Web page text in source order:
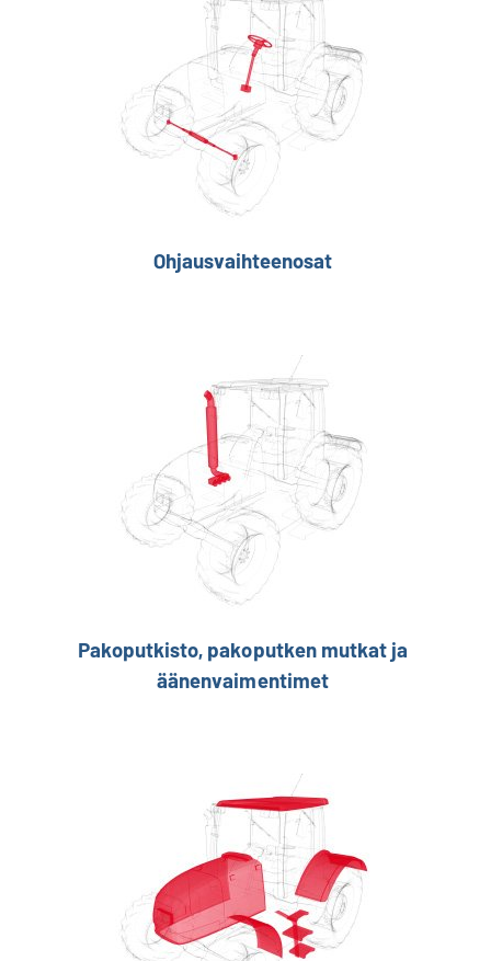
Ohjausvaihteenosat
Pakoputkisto, pakoputken mutkat ja
äänenvaimentimet